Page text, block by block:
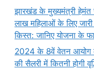
झारखंड के मुख्यमंत्री हेमंत
लाख महिलाओं के लिए जारी
किस्त: जानिए योजना के
2024 के 8वें वेतन आयोग
की सैलरी में कितनी होगी